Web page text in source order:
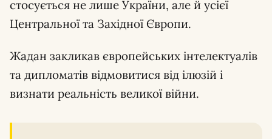
стосується не лише України, але й усієї
Центральної та Західної Європи.
Жадан закликав європейських інтелектуалів
та дипломатів відмовитися від ілюзій і
визнати реальність великої війни.